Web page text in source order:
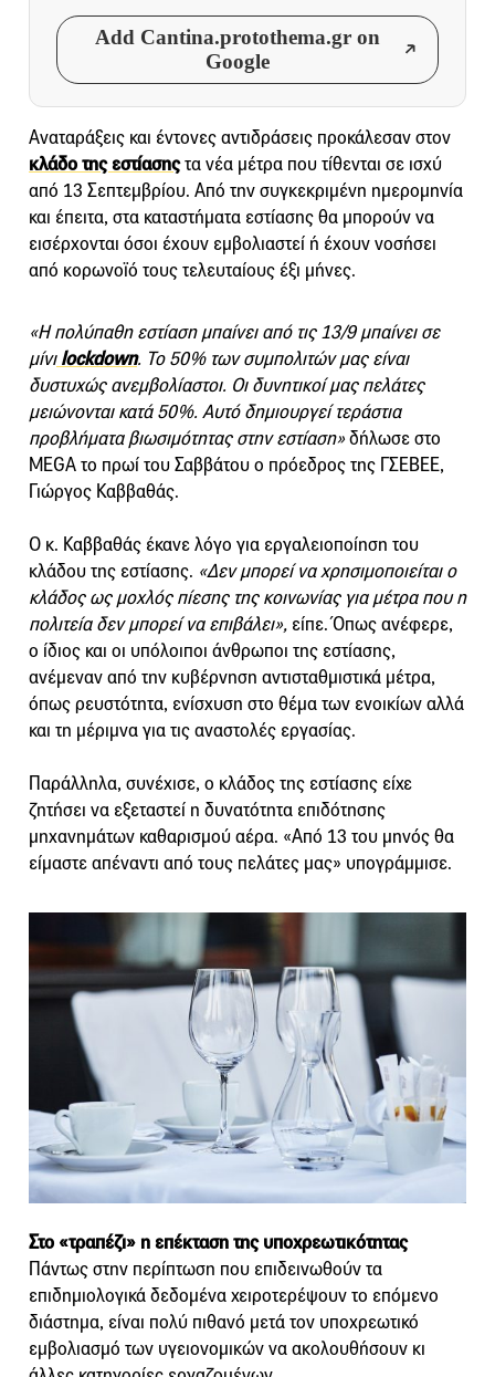
Add Cantina.protothema.gr on
Google
Αναταράξεις και έντονες αντιδράσεις προκάλεσαν στον
κλάδο της εστίασηςτα νέα μέτρα που τίθενται σε ισχύ
από 13 Σεπτεμβρίου. Από την συγκεκριμένη ημερομηνία
και έπειτα, στα καταστήματα εστίασης θα μπορούν να
εισέρχονται όσοι έχουν εμβολιαστεί ή έχουν νοσήσει
από κορωνοϊό τους τελευταίους έξι μήνες.
«Η πολύπαθη εστίαση μπαίνει από τις 13/9 μπαίνει σε
μίνιlockdown. Το 50% των συμπολιτών μας είναι
δυστυχώς ανεμβολίαστοι. Οι δυνητικοί μας πελάτες
μειώνονται κατά 50%. Αυτό δημιουργεί τεράστια
προβλήματα βιωσιμότητας στην εστίαση»δήλωσε στο
ΜEGA το πρωί του Σαββάτου ο πρόεδρος της ΓΣΕΒΕΕ,
Γιώργος Καββαθάς.
Ο κ. Καββαθάς έκανε λόγο για εργαλειοποίηση του
κλάδου της εστίασης. «Δεν μπορεί να χρησιμοποιείται ο
κλάδος ως μοχλός πίεσης της κοινωνίας για μέτρα που η
πολιτεία δεν μπορεί να επιβάλει», είπε. Όπως ανέφερε,
ο ίδιος και οι υπόλοιποι άνθρωποι της εστίασης,
ανέμεναν από την κυβέρνηση αντισταθμιστικά μέτρα,
όπως ρευστότητα, ενίσχυση στο θέμα των ενοικίων αλλά
και τη μέριμνα για τις αναστολές εργασίας.
Παράλληλα, συνέχισε, ο κλάδος της εστίασης είχε
ζητήσει να εξεταστεί η δυνατότητα επιδότησης
μηχανημάτων καθαρισμού αέρα. «Από 13 του μηνός θα
είμαστε απέναντι από τους πελάτες μας» υπογράμμισε.
Στο «τραπέζι» η επέκταση της υποχρεωτικότητας
Πάντως στην περίπτωση που επιδεινωθούν τα
επιδημιολογικά δεδομένα χειροτερέψουν το επόμενο
διάστημα, είναι πολύ πιθανό μετά τον υποχρεωτικό
εμβολιασμό των υγειονομικών να ακολουθήσουν κι